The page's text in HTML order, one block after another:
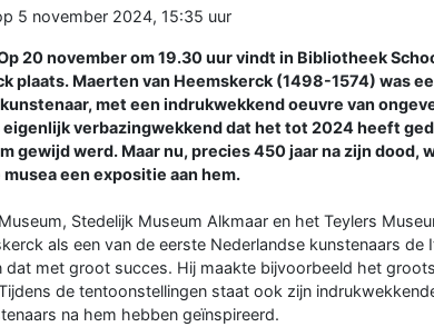
5 november 2024, 15:35 uur
Op 20 november om 19.30 uur vindt in Bibliotheek
plaats. Maerten van Heemskerck (1498-1574) was
met een indrukwekkend oeuvre van
verbazingwekkend dat het tot 2024 heeft
gewijd werd. Maar nu, precies 450 jaar na zijn
een expositie aan hem.
Stedelijk Museum Alkmaar en het Teylers
als een van de eerste Nederlandse kunstenaars de
dat met groot succes. Hij maakte bijvoorbeeld het
de tentoonstellingen staat ook zijn
na hem hebben geïnspireerd.